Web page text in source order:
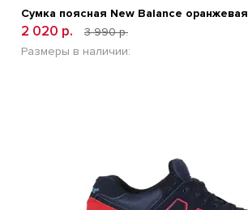
Сумка поясная New Balance оранжевая
2 020 р.
3 990 р.
Размеры в наличии: